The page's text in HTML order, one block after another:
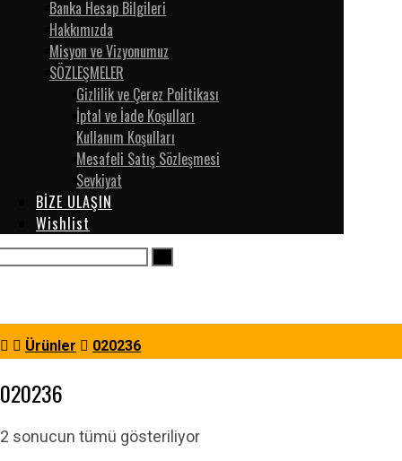
Banka Hesap Bilgileri
Hakkımızda
Misyon ve Vizyonumuz
SÖZLEŞMELER
Gizlilik ve Çerez Politikası
İptal ve İade Koşulları
Kullanım Koşulları
Mesafeli Satış Sözleşmesi
Sevkiyat
BİZE ULAŞIN
Wishlist
Ürünler 020236
020236
2 sonucun tümü gösteriliyor